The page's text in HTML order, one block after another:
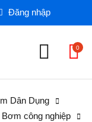
Đăng nhập
0
Dân Dụng
Bơm công nghiệp